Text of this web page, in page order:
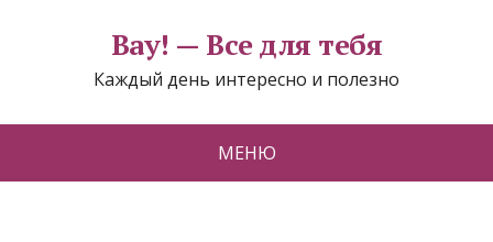
Вау! — Все для тебя
Каждый день интересно и полезно
МЕНЮ